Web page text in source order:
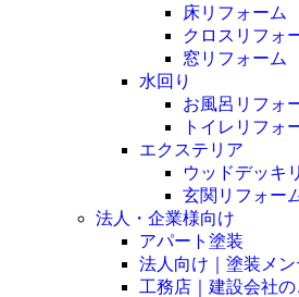
床リフォーム
クロスリフォ
窓リフォーム
水回り
お風呂リフォ
トイレリフォ
エクステリア
ウッドデッキ
玄関リフォー
法人・企業様向け
アパート塗装
法人向け｜塗装メン
工務店｜建設会社